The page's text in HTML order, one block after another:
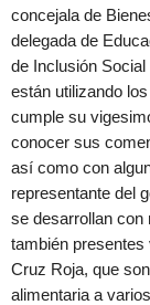
concejala de
delegada de
de Inclusión
están utilizando
cumple su
conocer sus
así como con
representante del
se desarrollan con
también
Cruz Roja, que
alimentaria a